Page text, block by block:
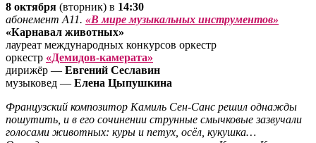
8 октября (вторник) в 14:30
абонемент А11. «В мире музыкальных инструментов»
«Карнавал животных»
лауреат международных конкурсов оркестр
оркестр «Демидов-камерата»
дирижёр — Евгений Сеславин
музыковед — Елена Цыпушкина
Французский композитор Камиль Сен-Санс решил однажды
пошутить, и в его сочинении струнные смычковые зазвучали
голосами животных: куры и петух, осёл, кукушка…